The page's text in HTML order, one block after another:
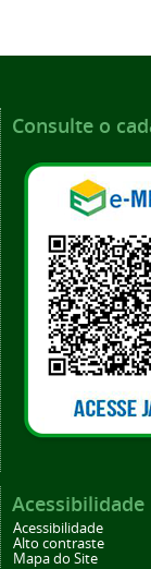
Consulte o
Acessibilidade
Acessibilidade
Alto contraste
Mapa do Site